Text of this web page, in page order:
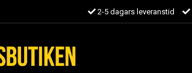
2-5 dagars leveranstid